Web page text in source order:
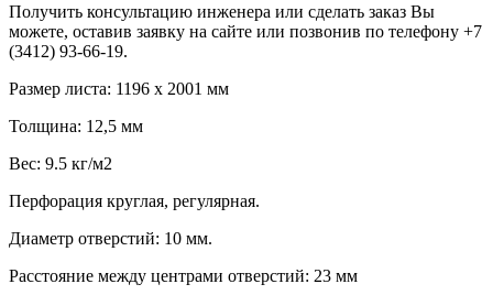
Получить консультацию инженера или сделать заказ Вы
можете, оставив заявку на сайте или позвонив по телефону +7
(3412) 93-66-19.
Размер листа: 1196 х 2001 мм
Толщина: 12,5 мм
Вес: 9.5 кг/м2
Перфорация круглая, регулярная.
Диаметр отверстий: 10 мм.
Расстояние между центрами отверстий: 23 мм